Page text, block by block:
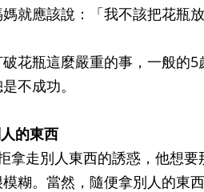
就應該說：「我不該把花瓶
花瓶這麼嚴重的事，一般的
不成功。
的東西
拿走別人東西的誘惑，他想
糊。當然，隨便拿別人的東